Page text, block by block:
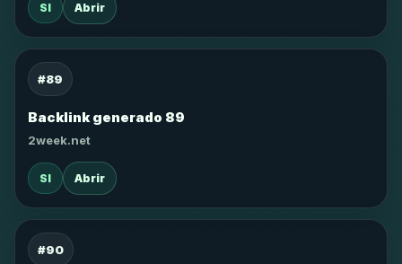
SI Abrir
#89
Backlink generado 89
2week.net
SI Abrir
#90